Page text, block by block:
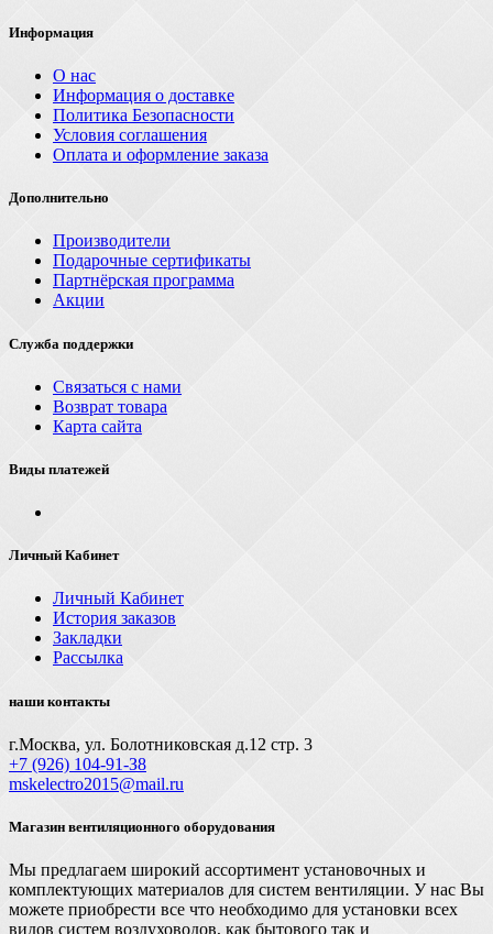
Информация
О нас
Информация о доставке
Политика Безопасности
Условия соглашения
Оплата и оформление заказа
Дополнительно
Производители
Подарочные сертификаты
Партнёрская программа
Акции
Служба поддержки
Связаться с нами
Возврат товара
Карта сайта
Виды платежей
Личный Кабинет
Личный Кабинет
История заказов
Закладки
Рассылка
наши контакты
г.Москва, ул. Болотниковская д.12 стр. 3
+7 (926) 104-91-З8
mskelectro2015@mail.ru
Магазин вентиляционного оборудования
Мы предлагаем широкий ассортимент установочных и
комплектующих материалов для систем вентиляции. У нас Вы
можете приобрести все что необходимо для установки всех
видов систем воздуховодов, как бытового так и